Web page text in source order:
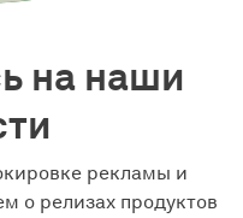
на наши
рекламы и
о релизах продуктов